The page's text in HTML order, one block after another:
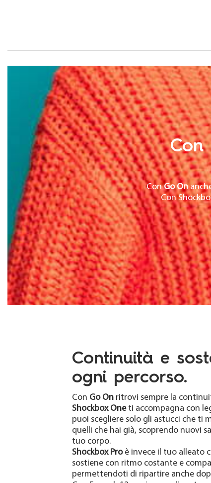
Con
ConGo On
Con
Continuità e
ogni percorso.
Con Go On ritrovi sempre la
Shockbox Oneti accompagna con
puoi scegliere solo gli astucci che ti
quelli che hai già, scoprendo nuovi
tuo corpo.
Shockbox Proè invece il tuo alleato
sostiene con ritmo costante e
permettendoti di ripartire anche